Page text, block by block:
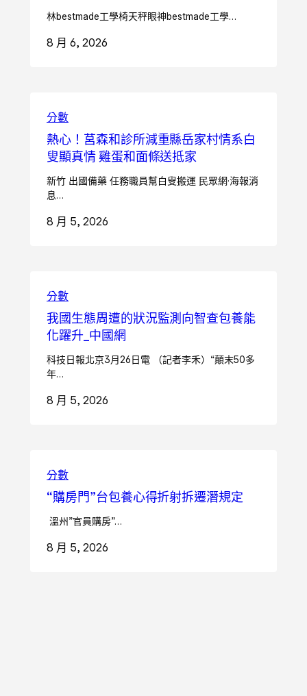
林bestmade工學椅天秤眼神bestmade工學…
8 月 6, 2026
分數
熱心！莒森和診所減重縣岳家村情系白
叟顯真情 雞蛋和面條送抵家
新竹 出國備藥 任務職員幫白叟搬運 民眾網·海報消
息…
8 月 5, 2026
分數
我國生態周遭的狀況監測向智查包養能
化躍升_中國網
科技日報北京3月26日電 （記者李禾）“顛末50多
年…
8 月 5, 2026
分數
“購房門”台包養心得折射拆遷潛規定
溫州”官員購房”…
8 月 5, 2026